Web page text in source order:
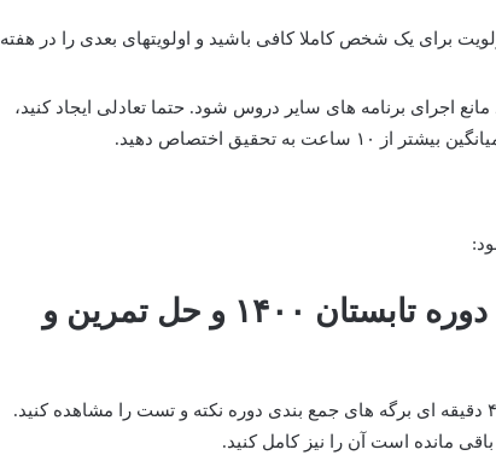
برای یک شخص کاملا کافی باشید و اولویتهای بعدی را در هفته
اجرای برنامه های سایر دروس شود. حتما تعادلی ایجاد کنید،
اولویت۱: فیلمهای آموزش تحقیق دوره تابستان ۱۴۰۰ و حل تمرین و
در این هفته مطلب جدیدی خوانده نمیشود و باید ۱۰ جلسه ۴۵ دقیقه ای برگه های جمع بندی دوره نکته و تست را مشاهده کنید.
مانده است آن را نیز کامل کنید.